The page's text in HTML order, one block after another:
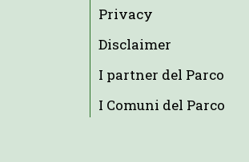
Privacy
Disclaimer
I partner del Parco
I Comuni del Parco